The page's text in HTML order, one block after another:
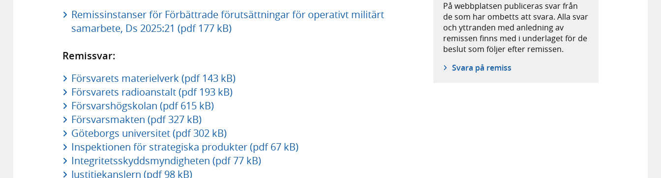
Remissinstanser för Förbättrade förutsättningar för operativt militärt
samarbete, Ds 2025:21 (pdf 177 kB)
Remissvar:
Försvarets materielverk (pdf 143 kB)
Försvarets radioanstalt (pdf 193 kB)
Försvarshögskolan (pdf 615 kB)
Försvarsmakten (pdf 327 kB)
Göteborgs universitet (pdf 302 kB)
Inspektionen för strategiska produkter (pdf 67 kB)
Integritetsskyddsmyndigheten (pdf 77 kB)
Justitiekanslern (pdf 98 kB)
På webbplatsen publiceras svar från
de som har ombetts att svara. Alla svar
och yttranden med anledning av
remissen finns med i underlaget för de
beslut som följer efter remissen.
Svara på remiss